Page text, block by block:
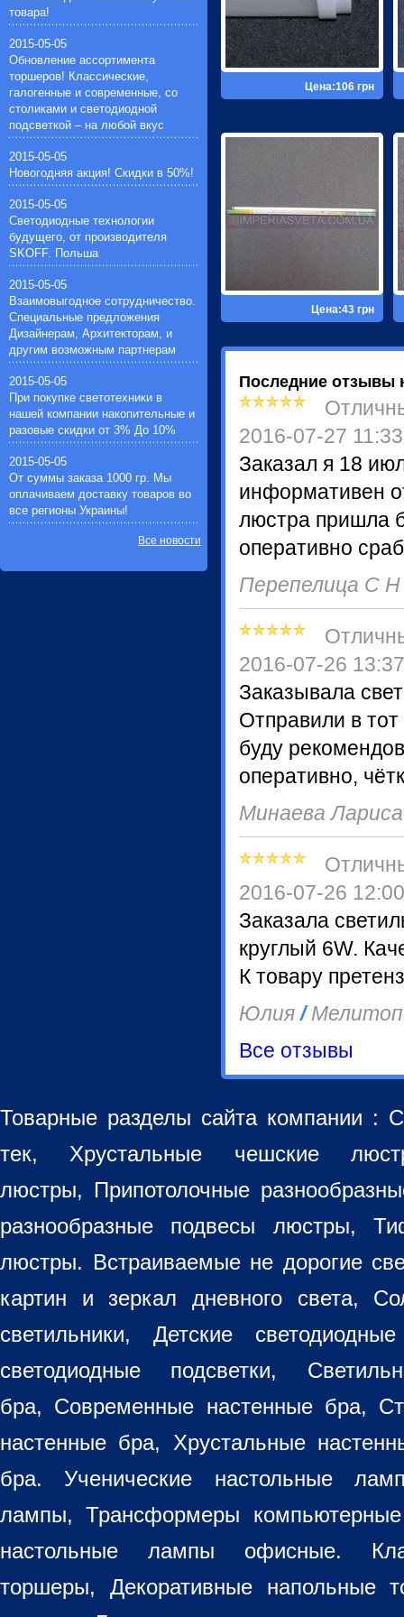
Цена:106 грн
Цена:43 грн
Последние отзывы
2016-07-27 11:33
Заказал я 18
информативен
люстра пришла
оперативно
Перепелица С
2016-07-26 13:37
Заказывала
Отправили в
буду
оперативно,
Минаева
2016-07-26 12:00
Заказала
круглый 6W.
К товару
Юлия/
Все отзывы
Импульсные зажигающие
Устройства защиты галогенных
ламп(1)
товара!
2015-05-05
Обновление ассортимента
торшеров! Классические,
галогенные и современные, со
столиками и светодиодной
подсветкой – на любой вкус
2015-05-05
Новогодняя акция! Скидки в 50%!
2015-05-05
Светодиодные технологии
будущего, от производителя
SKOFF. Польша
2015-05-05
Взаимовыгодное сотрудничество.
Специальные предложения
Дизайнерам, Архитекторам, и
другим возможным партнерам
2015-05-05
При покупке светотехники в
нашей компании накопительные и
разовые скидки от 3% До 10%
2015-05-05
От суммы заказа 1000 гр. Мы
оплачиваем доставку товаров во
все регионы Украины!
Все новости
Товарные разделы сайта компании :
тек, Хрустальные чешские
люстры, Припотолочные
разнообразные подвесы люстры,
люстры. Встраиваемые не дорогие
картин и зеркал дневного света,
светильники, Детские
светодиодные подсветки,
бра, Современные настенные бра,
настенные бра, Хрустальные
бра. Ученические настольные
лампы, Трансформеры
настольные лампы офисные.
торшеры, Декоративные напольные